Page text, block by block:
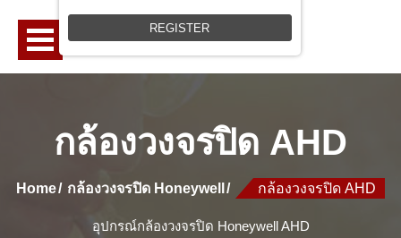
REGISTER
กล้องวงจรปิด AHD
Home กล้องวงจรปิด Honeywell กล้องวงจรปิด AHD
อุปกรณ์กล้องวงจรปิด Honeywell AHD